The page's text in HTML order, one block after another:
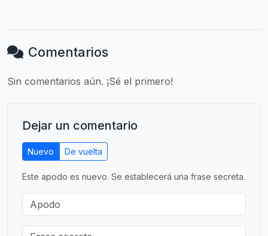
Comentarios
Sin comentarios aún. ¡Sé el primero!
Dejar un comentario
Nuevo De vuelta
Este apodo es nuevo. Se establecerá una frase secreta.